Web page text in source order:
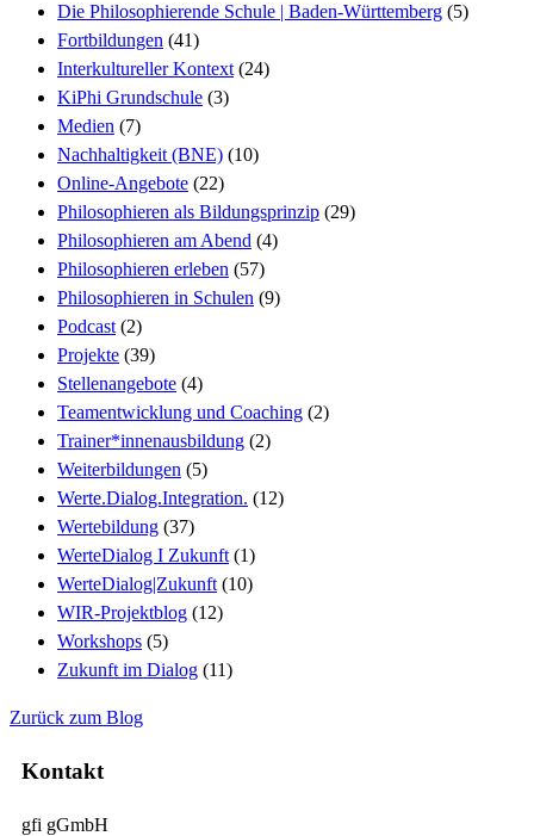
Die Philosophierende Schule | Baden-Württemberg (5)
Fortbildungen (41)
Interkultureller Kontext (24)
KiPhi Grundschule (3)
Medien (7)
Nachhaltigkeit (BNE) (10)
Online-Angebote (22)
Philosophieren als Bildungsprinzip (29)
Philosophieren am Abend (4)
Philosophieren erleben (57)
Philosophieren in Schulen (9)
Podcast (2)
Projekte (39)
Stellenangebote (4)
Teamentwicklung und Coaching (2)
Trainer*innenausbildung (2)
Weiterbildungen (5)
Werte.Dialog.Integration. (12)
Wertebildung (37)
WerteDialog I Zukunft (1)
WerteDialog|Zukunft (10)
WIR-Projektblog (12)
Workshops (5)
Zukunft im Dialog (11)
Zurück zum Blog
Kontakt
gfi gGmbH